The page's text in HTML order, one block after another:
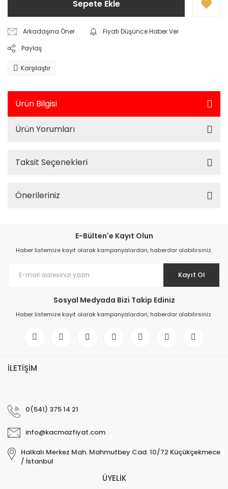
Sepete Ekle
Arkadaşına Öner
Fiyatı Düşünce Haber Ver
Paylaş
Karşılaştır
Ürün Bilgisi
Ürün Yorumları
Taksit Seçenekleri
Önerileriniz
E-Bülten'e Kayıt Olun
Haber listemize kayıt olarak kampanyalardan, haberdar olabilirsiniz.
Kayıt Ol
Sosyal Medyada Bizi Takip Ediniz
Haber listemize kayıt olarak kampanyalardan, haberdar olabilirsiniz.
İLETİŞİM
0(541) 375 14 21
info@kacmazfiyat.com
Halkalı Merkez Mah. Mahmutbey Cad. 10/72 Küçükçekmece
/ İstanbul
ÜYELİK